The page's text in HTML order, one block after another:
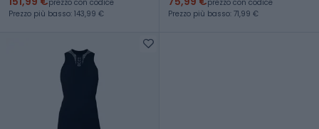
prezzo con codice
Prezzo più basso: 143,99 €
prezzo con codice
Prezzo più basso: 71,99 €